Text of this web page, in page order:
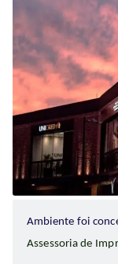
Ambiente foi
Assessoria de